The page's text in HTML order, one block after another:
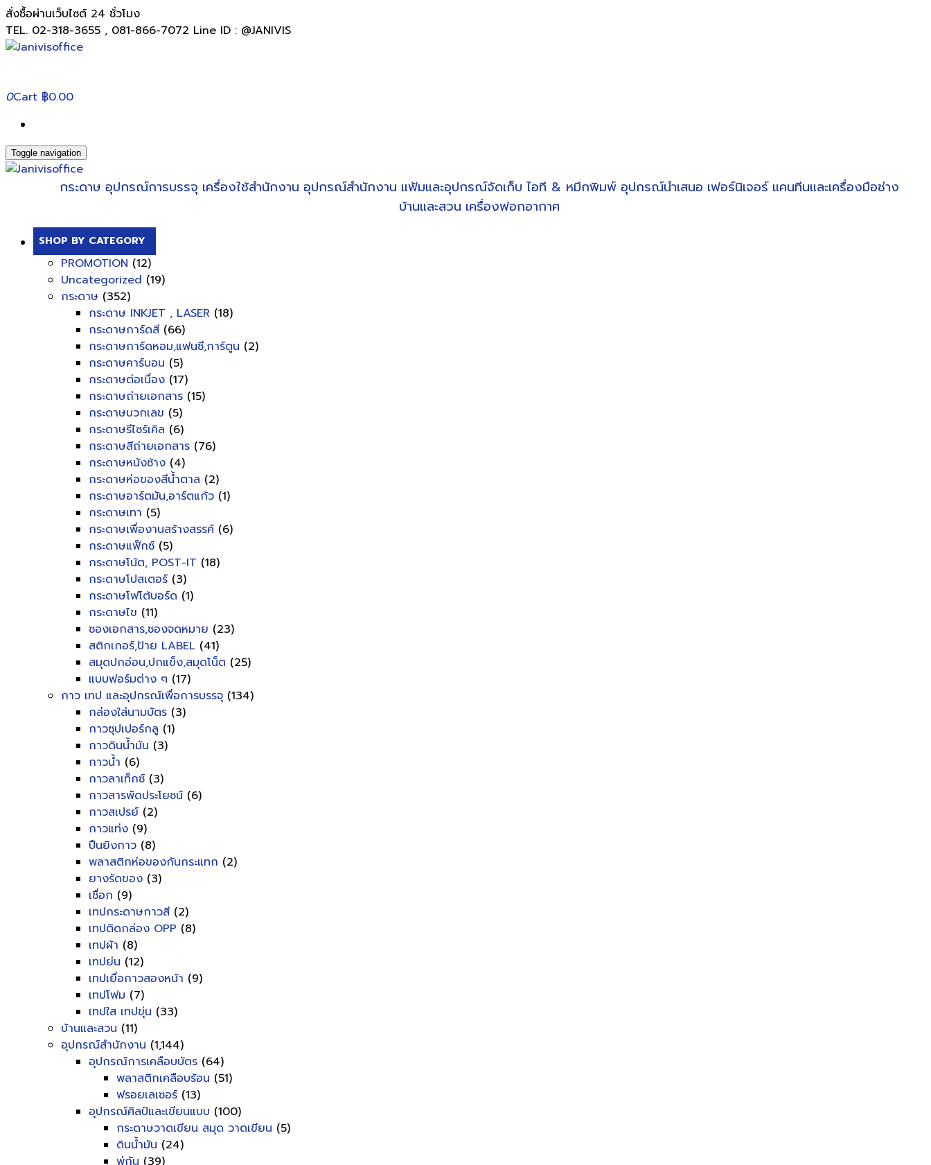
สั่งซื้อผ่านเว็บไซต์ 24 ชั่วโมง
TEL. 02-318-3655 , 081-866-7072 Line ID : @JANIVIS
0Cart ฿0.00
Toggle navigation
กระดาษ อุปกรณ์การบรรจุ เครื่องใช้สำนักงาน อุปกรณ์สำนักงาน แฟ้มและอุปกรณ์จัดเก็บ ไอที & หมึกพิมพ์ อุปกรณ์นำเสนอ เฟอร์นิเจอร์ แคนทีนและเครื่องมือช่าง
บ้านและสวน เครื่องฟอกอากาศ
SHOP BY CATEGORY
PROMOTION (12)
Uncategorized (19)
กระดาษ (352)
กระดาษ INKJET , LASER (18)
กระดาษการ์ดสี (66)
กระดาษการ์ดหอม,แฟนซี,การ์ตูน (2)
กระดาษคาร์บอน (5)
กระดาษต่อเนื่อง (17)
กระดาษถ่ายเอกสาร (15)
กระดาษบวกเลข (5)
กระดาษรีไซร์เคิล (6)
กระดาษสีถ่ายเอกสาร (76)
กระดาษหนังช้าง (4)
กระดาษห่อของสีน้ำตาล (2)
กระดาษอาร์ตมัน,อาร์ตแก้ว (1)
กระดาษเทา (5)
กระดาษเพื่องานสร้างสรรค์ (6)
กระดาษแฟ็กซ์ (5)
กระดาษโน้ต, POST-IT (18)
กระดาษโปสเตอร์ (3)
กระดาษโฟโต้บอร์ด (1)
กระดาษไข (11)
ซองเอกสาร,ซองจดหมาย (23)
สติกเกอร์,ป้าย LABEL (41)
สมุดปกอ่อน,ปกแข็ง,สมุดโน็ต (25)
แบบฟอร์มต่าง ๆ (17)
กาว เทป และอุปกรณ์เพื่อการบรรจุ (134)
กล่องใส่นามบัตร (3)
กาวซุปเปอร์กลู (1)
กาวดินน้ำมัน (3)
กาวน้ำ (6)
กาวลาเท็กซ์ (3)
กาวสารพัดประโยชน์ (6)
กาวสเปรย์ (2)
กาวแท่ง (9)
ปืนยิงกาว (8)
พลาสติกห่อของกันกระแทก (2)
ยางรัดของ (3)
เชื่อก (9)
เทปกระดาษกาวสี (2)
เทปติดกล่อง OPP (8)
เทปผ้า (8)
เทปย่น (12)
เทปเยื่อกาวสองหน้า (9)
เทปโฟม (7)
เทปใส เทปขุ่น (33)
บ้านและสวน (11)
อุปกรณ์สำนักงาน (1,144)
อุปกรณ์การเคลือบบัตร (64)
พลาสติกเคลือบร้อน (51)
ฟรอยเลเซอร์ (13)
อุปกรณ์ศิลป์และเขียนแบบ (100)
กระดาษวาดเขียน สมุด วาดเขียน (5)
ดินน้ำมัน (24)
พู่กัน (39)